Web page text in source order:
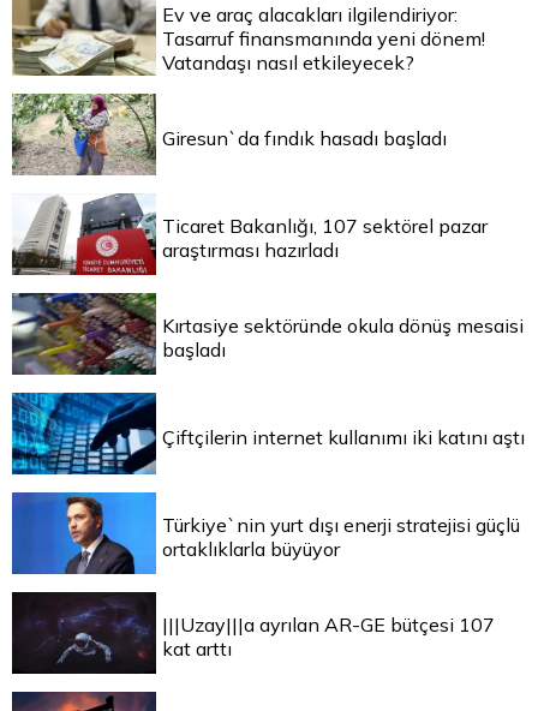
Ev ve araç alacakları ilgilendiriyor:
Tasarruf finansmanında yeni dönem!
Vatandaşı nasıl etkileyecek?
Giresun`da fındık hasadı başladı
Ticaret Bakanlığı, 107 sektörel pazar
araştırması hazırladı
Kırtasiye sektöründe okula dönüş mesaisi
başladı
Çiftçilerin internet kullanımı iki katını aştı
Türkiye`nin yurt dışı enerji stratejisi güçlü
ortaklıklarla büyüyor
|||Uzay|||a ayrılan AR-GE bütçesi 107
kat arttı